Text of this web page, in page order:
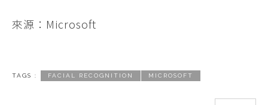
來源：Microsoft
TAGS : FACIAL RECOGNITION MICROSOFT